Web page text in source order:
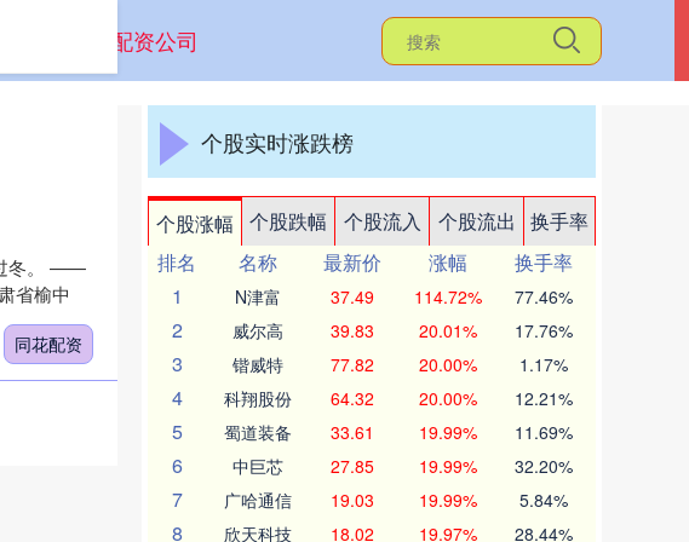
正规实盘配资公司
冬。 ——
省榆中
同花配资
个股实时涨跌榜
个股涨幅 个股跌幅 个股流入 个股流出
换手率
排名
名称 最新价 涨幅
换手率
1
N津富 37.49 114.72% 77.46%
2 威尔高 39.83 20.01% 17.76%
3 锴威特 77.82 20.00% 1.17%
4 科翔股份 64.32 20.00% 12.21%
5 蜀道装备 33.61 19.99% 11.69%
6 中巨芯 27.85 19.99% 32.20%
7 广哈通信 19.03 19.99% 5.84%
8 欣天科技 18.02 19.97% 28.44%